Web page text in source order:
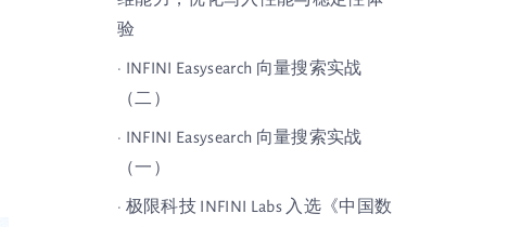
验
· INFINI Easysearch 向量搜索实战
（二）
· INFINI Easysearch 向量搜索实战
（一）
· 极限科技 INFINI Labs 入选《中国数